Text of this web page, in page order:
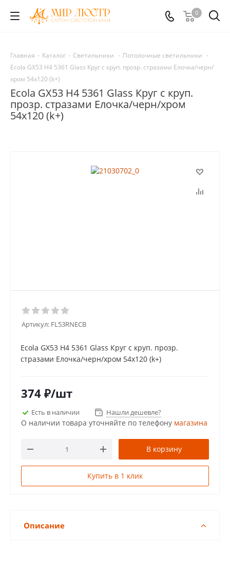
0
Главная - Каталог - Светильники - Потолочные светильники -
Ecola GX53 H4 5361 Glass Круг с круп. прозр. стразами Елочка/черн/
хром 54x120 (k+)
Ecola GX53 H4 5361 Glass Круг с круп.
прозр. стразами Елочка/черн/хром
54x120 (k+)
Артикул: FL53RNECB
Ecola GX53 H4 5361 Glass Круг с круп. прозр.
стразами Елочка/черн/хром 54x120 (k+)
374 ₽/шт
Есть в наличии Нашли дешевле?
О наличии товара уточняйте по телефону магазина
В корзину
Купить в 1 клик
Описание